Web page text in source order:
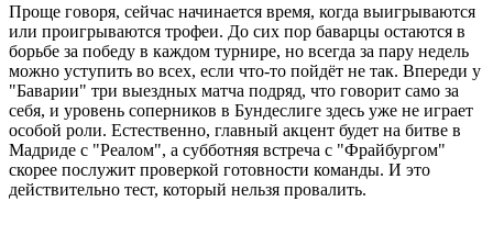
Проще говоря, сейчас начинается время, когда выигрываются
или проигрываются трофеи. До сих пор баварцы остаются в
борьбе за победу в каждом турнире, но всегда за пару недель
можно уступить во всех, если что-то пойдёт не так. Впереди у
"Баварии" три выездных матча подряд, что говорит само за
себя, и уровень соперников в Бундеслиге здесь уже не играет
особой роли. Естественно, главный акцент будет на битве в
Мадриде с "Реалом", а субботняя встреча с "Фрайбургом"
скорее послужит проверкой готовности команды. И это
действительно тест, который нельзя провалить.